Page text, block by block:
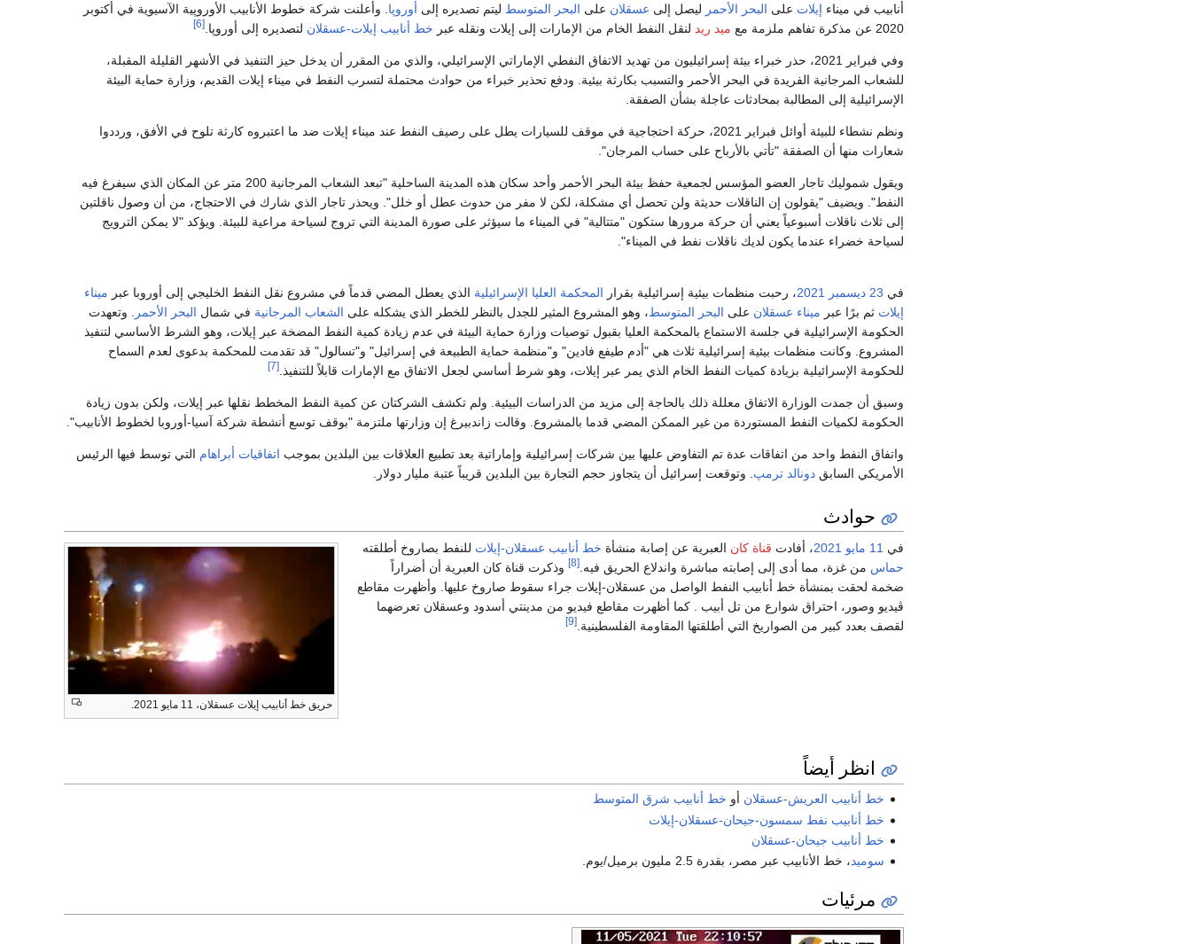
أنابيب في ميناء إيلات على البحر الأحمر ليصل إلى عسقلان على البحر المتوسط ليتم تصديره إلى أوروپا . وأعلنت شركة خطوط الأنابيب الأوروپية الآسيوية في أكتوبر
2020 عن مذكرة تفاهم ملزمة مع
ميد ريد لنقل النفط الخام من الإمارات إلى إيلات ونقله عبر خط أنابيب إيلات-عسقلان لتصديره إلى أوروپا. [6]
وفي فبراير 2021، حذر خبراء بيئة إسرائيليون من تهديد الاتفاق النفطي الإماراتي الإسرائيلي، والذي من المقرر أن يدخل حيز التنفيذ في الأشهر القليلة المقبلة،
للشعاب المرجانية الفريدة في البحر الأحمر والتسبب بكارثة بيئية. ودفع تحذير خبراء من حوادث محتملة لتسرب النفط في ميناء إيلات القديم، وزارة حماية البيئة
الإسرائيلية إلى المطالبة بمحادثات عاجلة بشأن الصفقة.
ونظم نشطاء للبيئة أوائل فبراير 2021، حركة احتجاجية في موقف للسيارات يطل على رصيف النفط عند ميناء إيلات ضد ما اعتبروه كارثة تلوح في الأفق، ورددوا
شعارات منها أن الصفقة "تأتي بالأرباح على حساب المرجان".
ويقول شموليك تاجار العضو المؤسس لجمعية حفظ بيئة البحر الأحمر وأحد سكان هذه المدينة الساحلية "تبعد الشعاب المرجانية 200 متر عن المكان الذي سيفرغ فيه
النفط". ويضيف "يقولون إن الناقلات حديثة ولن تحصل أي مشكلة، لكن لا مفر من حدوث عطل أو خلل". ويحذر تاجار الذي شارك في الاحتجاج، من أن وصول ناقلتين
إلى ثلاث ناقلات أسبوعياً يعني أن حركة مرورها ستكون "متتالية" في الميناء ما سيؤثر على صورة المدينة التي تروج لسياحة مراعية للبيئة. ويؤكد "لا يمكن الترويج
لسياحة خضراء عندما يكون لديك ناقلات نفط في الميناء".
في 23 ديسمبر 2021، رحبت منظمات بيئية إسرائيلية بقرار المحكمة العليا الإسرائيلية الذي يعطل المضي قدماً في مشروع نقل النفط الخليجي إلى أوروبا عبر ميناء
إيلات ثم برًا عبر ميناء عسقلان على البحر المتوسط، وهو المشروع المثير للجدل بالنظر للخطر الذي يشكله على الشعاب المرجانية في شمال البحر الأحمر
. وتعهدت
الحكومة الإسرائيلية في جلسة الاستماع بالمحكمة العليا بقبول توصيات وزارة حماية البيئة في عدم زيادة كمية النفط المضخة عبر إيلات، وهو الشرط الأساسي لتنفيذ
المشروع. وكانت منظمات بيئية إسرائيلية ثلاث هي "أدم طيفع فادين" و"منظمة حماية الطبيعة في إسرائيل" و"تسالول" قد تقدمت للمحكمة بدعوى لعدم السماح
للحكومة الإسرائيلية بزيادة كميات النفط الخام الذي يمر عبر إيلات، وهو شرط أساسي لجعل الاتفاق مع الإمارات قابلاً للتنفيذ. [7]
وسبق أن جمدت الوزارة الاتفاق معللة ذلك بالحاجة إلى مزيد من الدراسات البيئية. ولم تكشف الشركتان عن كمية النفط المخطط نقلها عبر إيلات، ولكن بدون زيادة
الحكومة لكميات النفط المستوردة من غير الممكن المضي قدما بالمشروع. وقالت زاندبيرغ إن وزارتها ملتزمة "بوقف توسع أنشطة شركة آسيا-أوروبا لخطوط الأنابيب".
واتفاق النفط واحد من اتفاقات عدة تم التفاوض عليها بين شركات إسرائيلية وإماراتية بعد تطبيع العلاقات بين البلدين بموجب اتفاقيات أبراهام التي توسط فيها الرئيس
الأمريكي السابق دونالد ترمپ . وتوقعت إسرائيل أن يتجاوز حجم التجارة بين البلدين قريباً عتبة مليار دولار.
حوادث
حريق خط أنابيب إيلات عسقلان، 11 مايو 2021.
في 11 مايو 2021، أفادت قناة كان العبرية عن إصابة منشأة خط أنابيب عسقلان-إيلات للنفط بصاروخ أطلقته
حماس من غزة، مما أدى إلى إصابته مباشرة واندلاع الحريق فيه. [8]
وذكرت قناة كان العبرية أن أضراراً
ضخمة لحقت بمنشأة خط أنابيب النفط الواصل من عسقلان-إيلات جراء سقوط صاروخ عليها. وأظهرت مقاطع
ڤيديو وصور، احتراق شوارع من تل أبيب . كما أظهرت مقاطع فيديو من مدينتي أسدود وعسقلان تعرضهما
لقصف بعدد كبير من الصواريخ التي أطلقتها المقاومة الفلسطينية. [9]
انظر أيضاً
خط أنابيب العريش-عسقلان أو خط أنابيب شرق المتوسط
خط أنابيب نفط سمسون-جيحان-عسقلان-إيلات
خط أنابيب جيحان-عسقلان
سوميد، خط الأنابيب عبر مصر، بقدرة 2.5 مليون برميل/يوم.
مرئيات